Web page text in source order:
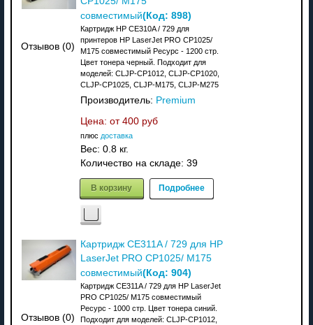
Отзывов (0)
совместимый(Код: 898)
Картридж HP CE310A / 729 для
принтеров HP LaserJet PRO CP1025/
M175 совместимый Ресурс - 1200 стр.
Цвет тонера черный. Подходит для
моделей: CLJP-CP1012, CLJP-CP1020,
CLJP-CP1025, CLJP-M175, CLJP-M275
Производитель: Premium
Цена: от 400 руб
плюс доставка
Вес: 0.8 кг.
Количество на складе: 39
В корзину Подробнее
Отзывов (0)
Картридж CE311A / 729 для HP
LaserJet PRO CP1025/ M175
совместимый(Код: 904)
Картридж CE311A / 729 для HP LaserJet
PRO CP1025/ M175 совместимый
Ресурс - 1000 стр. Цвет тонера синий.
Подходит для моделей: CLJP-CP1012,